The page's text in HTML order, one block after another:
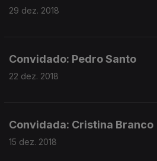
29 dez. 2018
Convidado: Pedro Santo
22 dez. 2018
Convidada: Cristina Branco
15 dez. 2018